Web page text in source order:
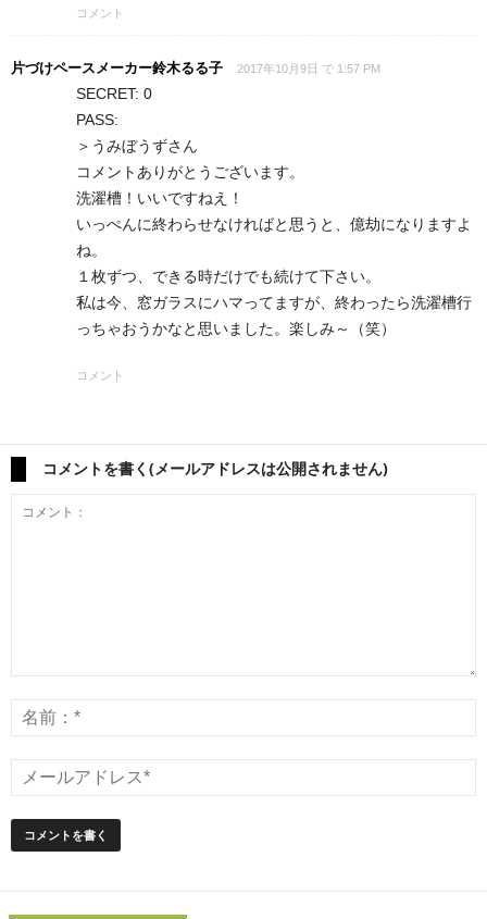
コメント
片づけペースメーカー鈴木るる子 2017年10月9日 で 1:57 PM
SECRET: 0
PASS:
＞うみぼうずさん
コメントありがとうございます。
洗濯槽！いいですねえ！
いっぺんに終わらせなければと思うと、億劫になりますよ
ね。
１枚ずつ、できる時だけでも続けて下さい。
私は今、窓ガラスにハマってますが、終わったら洗濯槽行
っちゃおうかなと思いました。楽しみ～（笑）
コメント
コメントを書く(メールアドレスは公開されません)